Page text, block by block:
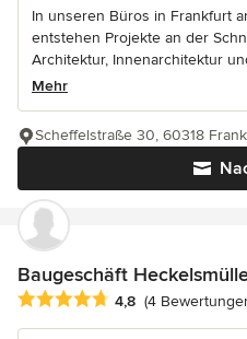
In unseren Büros in Frankfurt
entstehen Projekte an der
Architektur, Innenarchitektur
Mehr
Scheffelstraße 30, 60318
Baugeschäft
Durchschnittliche Bewertung:
4,8 (4